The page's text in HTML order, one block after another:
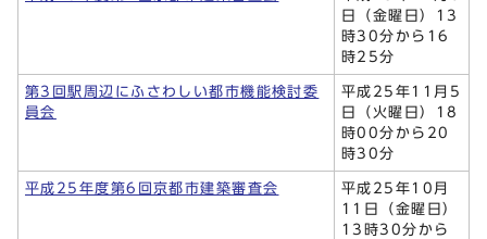
日（金曜日）13
時30分から16
時25分
第3回駅周辺にふさわしい都市機能検討委
員会
平成25年11月5
日（火曜日）18
時00分から20
時30分
平成25年度第6回京都市建築審査会
平成25年10月
11日（金曜日）
13時30分から